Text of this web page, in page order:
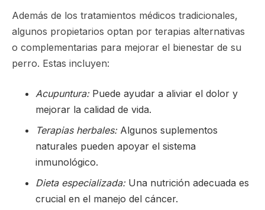
Además de los tratamientos médicos tradicionales,
algunos propietarios optan por terapias alternativas
o complementarias para mejorar el bienestar de su
perro. Estas incluyen:
Acupuntura:Puede ayudar a aliviar el dolor y
mejorar la calidad de vida.
Terapias herbales:Algunos suplementos
naturales pueden apoyar el sistema
inmunológico.
Dieta especializada:Una nutrición adecuada es
crucial en el manejo del cáncer.